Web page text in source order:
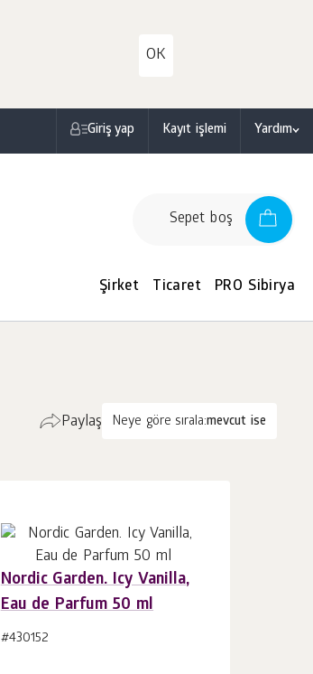
OK
Giriş yap Kayıt işlemi Yardım
Sepet boş
Şirket Ticaret PRO Sibirya
Neye göre sırala:mevcut ise
Paylaş
Nordic Garden. Icy Vanilla,
Eau de Parfum 50 ml
#430152